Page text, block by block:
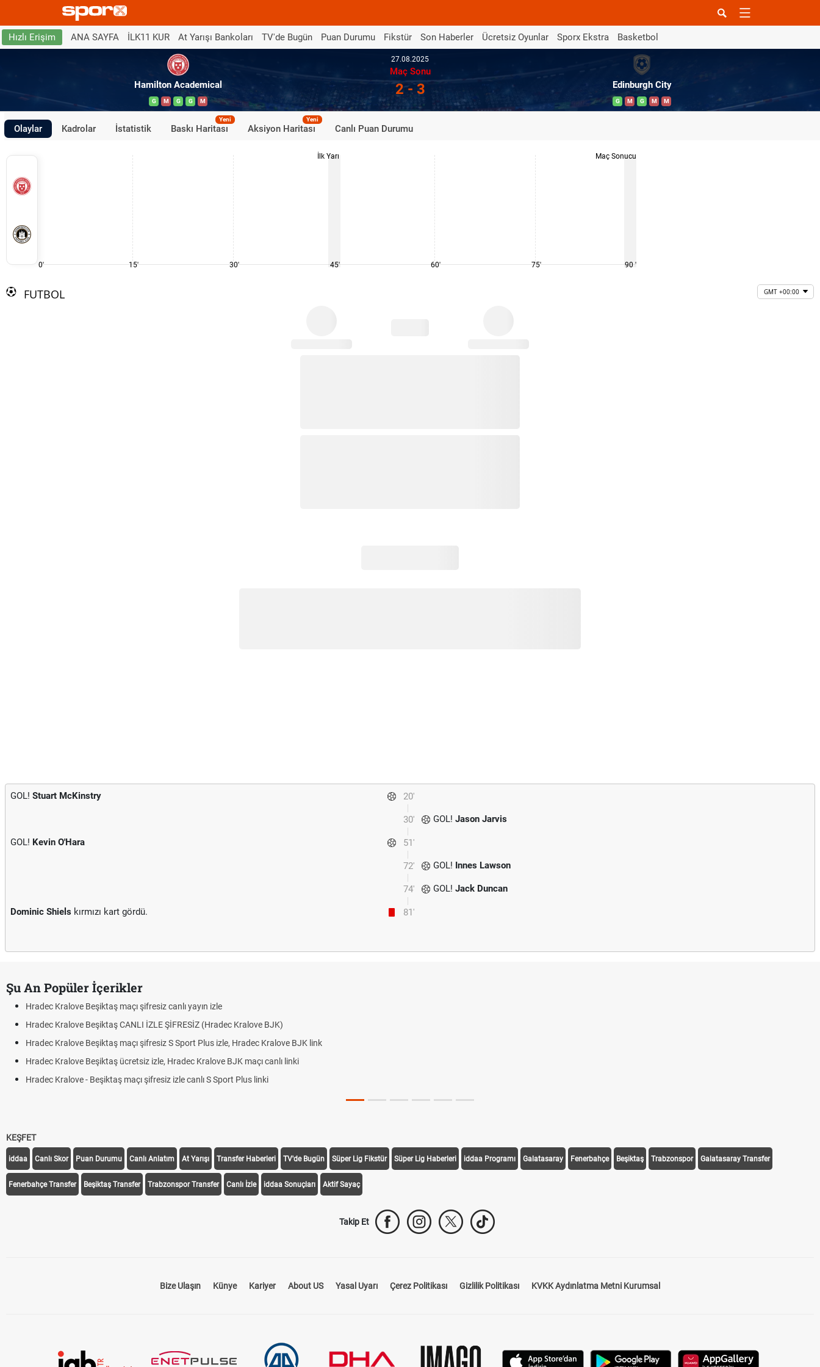
Hızlı Erişim ANA SAYFA İLK11 KUR At Yarışı Bankoları TV'de Bugün Puan Durumu Fikstür Son Haberler Ücretsiz Oyunlar Sporx Ekstra Basketbol
Hamilton Academical
G M G G M
27.08.2025
Maç Sonu
2 - 3 Edinburgh City
G M G M M
Olaylar Kadrolar İstatistik Baskı Haritası
Yeni
Aksiyon Haritası
Yeni
Canlı Puan Durumu
0' 15' 30'
İlk Yarı
45' 60' 75'
Maç Sonucu
90 '
FUTBOL GMT +00:00
20'
GOL! Stuart McKinstry
30' GOL! Jason Jarvis
51'
GOL! Kevin O'Hara
72' GOL! Innes Lawson
74' GOL! Jack Duncan
81'
Dominic Shiels kırmızı kart gördü.
Şu An Popüler İçerikler
Hradec Kralove Beşiktaş maçı şifresiz canlı yayın izle
Hradec Kralove Beşiktaş CANLI İZLE ŞİFRESİZ (Hradec Kralove BJK)
Hradec Kralove Beşiktaş maçı şifresiz S Sport Plus izle, Hradec Kralove BJK link
Hradec Kralove Beşiktaş ücretsiz izle, Hradec Kralove BJK maçı canlı linki
Hradec Kralove - Beşiktaş maçı şifresiz izle canlı S Sport Plus linki
KEŞFET
iddaa Canlı Skor Puan Durumu Canlı Anlatım At Yarışı Transfer Haberleri TV'de Bugün Süper Lig Fikstür Süper Lig Haberleri iddaa Programı Galatasaray Fenerbahçe Beşiktaş Trabzonspor Galatasaray Transfer
Fenerbahçe Transfer Beşiktaş Transfer Trabzonspor Transfer Canlı İzle iddaa Sonuçları Aktif Sayaç
Takip Et
Bize Ulaşın Künye Kariyer About US Yasal Uyarı Çerez Politikası Gizlilik Politikası KVKK Aydınlatma Metni Kurumsal